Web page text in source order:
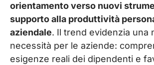
orientamento verso nuovi
supporto alla produttività
aziendale. Il trend evidenzia una
necessità per le aziende:
esigenze reali dei dipendenti e